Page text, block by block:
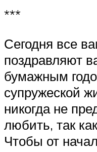
***
Сегодня все
поздравляют
бумажным
супружеской
никогда не
любить, так
Чтобы от